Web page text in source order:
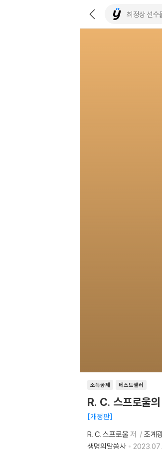
소득공제 베스트셀러
R. C. 스프로울
개정판
R. C. 스프로울 저 조계
생명의말씀사